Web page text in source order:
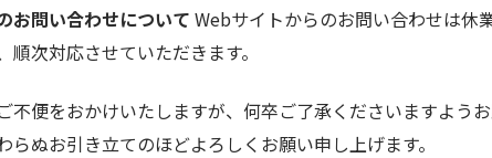
お問い合わせについて Webサイトからのお問い合わせは休
順次対応させていただきます。
不便をおかけいたしますが、何卒ご了承くださいますよう
らぬお引き立てのほどよろしくお願い申し上げます。